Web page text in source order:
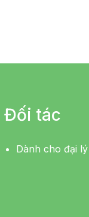
Đối tác
Dành cho đại lý